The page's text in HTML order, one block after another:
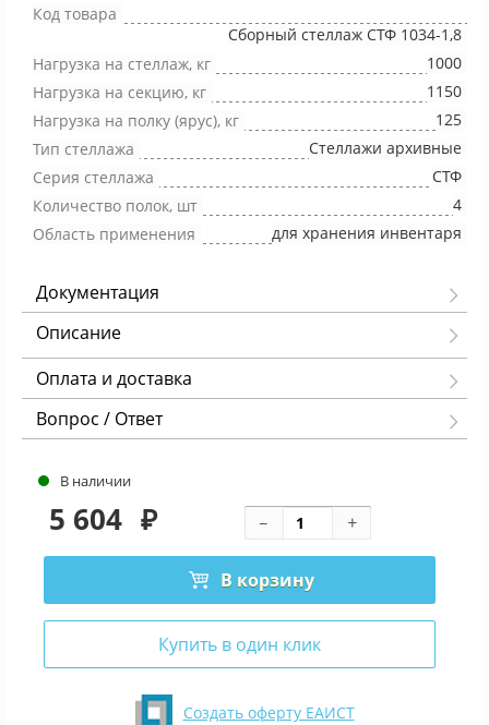
Код товара
Сборный стеллаж СТФ 1034-1,8
Нагрузка на стеллаж, кг
1000
Нагрузка на секцию, кг
1150
Нагрузка на полку (ярус), кг
125
Тип стеллажа
Стеллажи архивные
Серия стеллажа
СТФ
Количество полок, шт
4
Область применения
для хранения инвентаря
Документация
Описание
Оплата и доставка
Вопрос / Ответ
В наличии
5 604 ₽
В корзину
Купить в один клик
Создать оферту ЕАИСТ